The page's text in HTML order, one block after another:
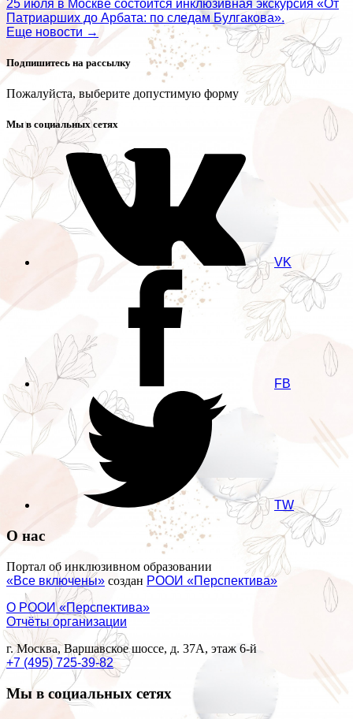
25 июля в Москве состоится инклюзивная экскурсия «От
Патриарших до Арбата: по следам Булгакова».
Еще новости →
Подпишитесь на рассылку
Пожалуйста, выберите допустимую форму
Мы в социальных сетях
VK
FB
TW
О нас
Портал об инклюзивном образовании
«Все включены» создан РООИ «Перспектива»
О РООИ «Перспектива»
Отчёты организации
г. Москва, Варшавское шоссе, д. 37А, этаж 6-й
+7 (495) 725-39-82
Мы в социальных сетях